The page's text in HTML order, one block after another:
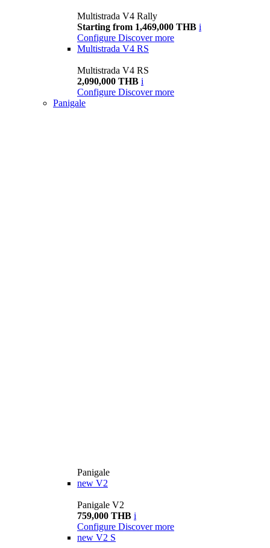
Multistrada V4 Rally
Starting from 1,469,000 THB i
Configure Discover more
Multistrada V4 RS
Multistrada V4 RS
2,090,000 THB i
Configure Discover more
Panigale
Panigale
new V2
Panigale V2
759,000 THB i
Configure Discover more
new V2 S